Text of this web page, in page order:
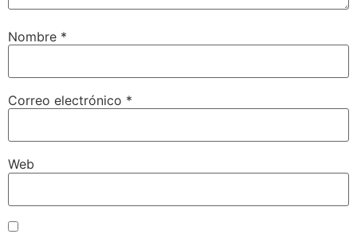
Nombre *
Correo electrónico *
Web